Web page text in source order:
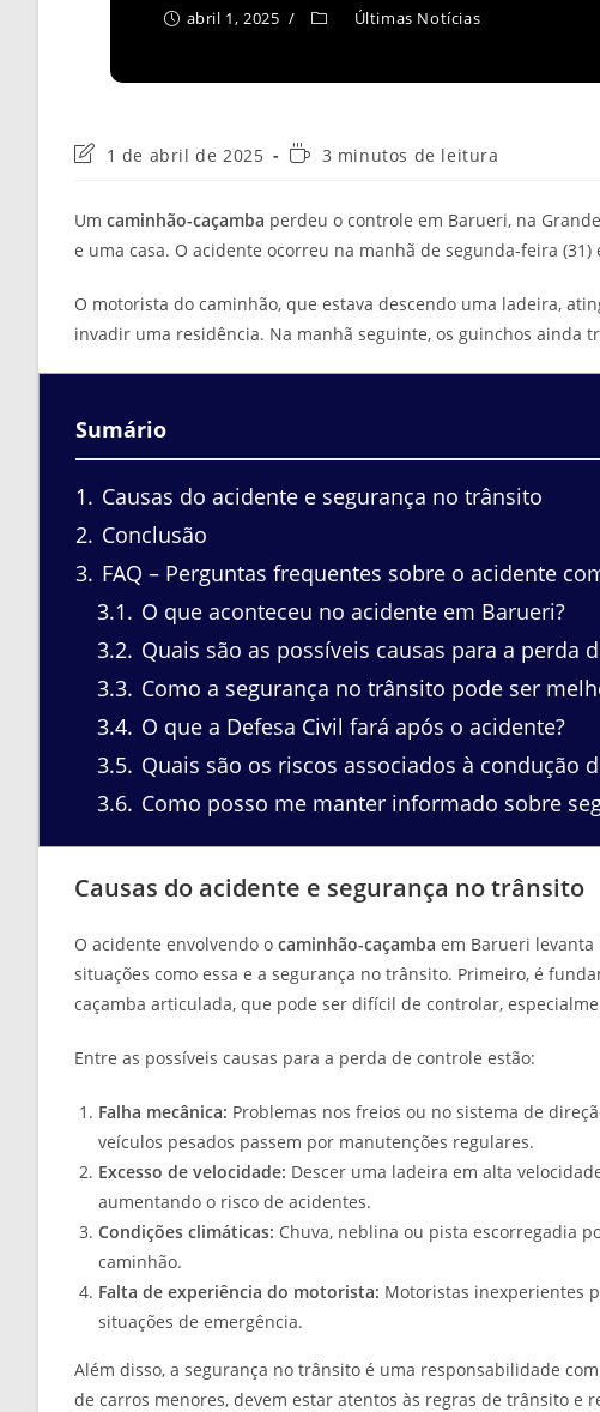
abril 1, 2025 Últimas Notícias
Última
post:
1 de abril de 2025
Tempo3 minutos de leitura
Um caminhão-caçamba perdeu o controle em Barueri, na
e uma casa. O acidente ocorreu na manhã de segunda-feira
O motorista do caminhão, que estava descendo uma ladeira,
invadir uma residência. Na manhã seguinte, os guinchos ainda
Sumário
1
Causas do acidente e segurança no trânsito
2 Conclusão
3 FAQ – Perguntas frequentes sobre o acidente
3.1
O que aconteceu no acidente em Barueri?
3.2 Quais são as possíveis causas para a perda
3.3 Como a segurança no trânsito pode ser
3.4 O que a Defesa Civil fará após o acidente?
3.5 Quais são os riscos associados à condução
3.6 Como posso me manter informado sobre
Causas do acidente e segurança no trânsito
O acidente envolvendo o caminhão-caçamba em Barueri levanta
situações como essa e a segurança no trânsito. Primeiro, é
caçamba articulada, que pode ser difícil de controlar,
Entre as possíveis causas para a perda de controle estão:
Falha mecânica: Problemas nos freios ou no sistema de
veículos pesados passem por manutenções regulares.
Excesso de velocidade: Descer uma ladeira em alta
aumentando o risco de acidentes.
Condições climáticas: Chuva, neblina ou pista escorregadia
caminhão.
Falta de experiência do motorista: Motoristas inexperientes
situações de emergência.
Além disso, a segurança no trânsito é uma responsabilidade
de carros menores, devem estar atentos às regras de trânsito e